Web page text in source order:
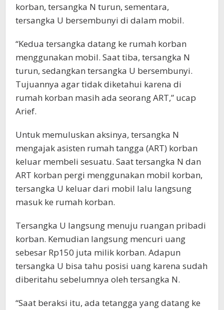
korban, tersangka N turun, sementara,
tersangka U bersembunyi di dalam mobil.
“Kedua tersangka datang ke rumah korban
menggunakan mobil. Saat tiba, tersangka N
turun, sedangkan tersangka U bersembunyi.
Tujuannya agar tidak diketahui karena di
rumah korban masih ada seorang ART,” ucap
Arief.
Untuk memuluskan aksinya, tersangka N
mengajak asisten rumah tangga (ART) korban
keluar membeli sesuatu. Saat tersangka N dan
ART korban pergi menggunakan mobil korban,
tersangka U keluar dari mobil lalu langsung
masuk ke rumah korban.
Tersangka U langsung menuju ruangan pribadi
korban. Kemudian langsung mencuri uang
sebesar Rp150 juta milik korban. Adapun
tersangka U bisa tahu posisi uang karena sudah
diberitahu sebelumnya oleh tersangka N.
“Saat beraksi itu, ada tetangga yang datang ke